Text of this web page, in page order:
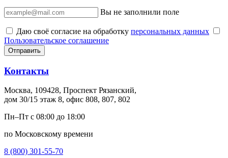
Вы не заполнили поле
Даю своё согласие на обработку персональных данных
Пользовательское соглашение
Отправить
Контакты
Москва, 109428, Проспект Рязанский,
дом 30/15 этаж 8, офис 808, 807, 802
Пн–Пт с 08:00 до 18:00
по Московскому времени
8 (800) 301-55-70